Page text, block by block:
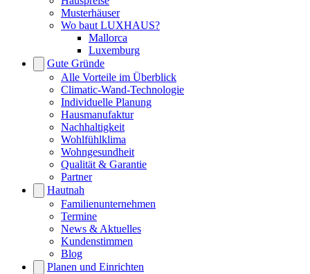
Musterhäuser
Wo baut LUXHAUS?
Mallorca
Luxemburg
Gute Gründe
Alle Vorteile im Überblick
Climatic-Wand-Technologie
Individuelle Planung
Hausmanufaktur
Nachhaltigkeit
Wohlfühlklima
Wohngesundheit
Qualität & Garantie
Partner
Hautnah
Familienunternehmen
Termine
News & Aktuelles
Kundenstimmen
Blog
Planen und Einrichten